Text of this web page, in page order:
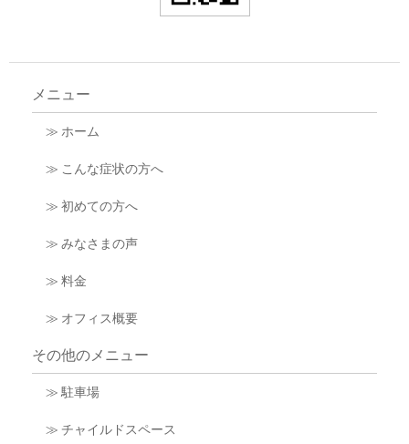
メニュー
≫ ホーム
≫ こんな症状の方へ
≫ 初めての方へ
≫ みなさまの声
≫ 料金
≫ オフィス概要
その他のメニュー
≫ 駐車場
≫ チャイルドスペース